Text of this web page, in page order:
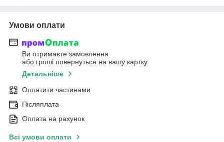
Умови оплати
Ви отримаєте замовлення
або гроші повернуться на вашу картку
Детальніше
Оплатити частинами
Післяплата
Оплата на рахунок
Всі умови оплати